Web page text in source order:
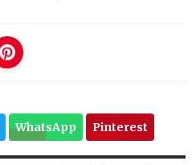
WhatsApp Pinterest